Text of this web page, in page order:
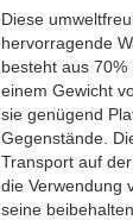
Diese
hervorragende
besteht aus
einem Gewicht
sie genügend
Gegenstände.
Transport auf
die Verwendung
seine